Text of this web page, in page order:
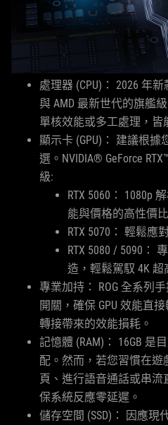
處理器 (CPU)： 2026 年
與 AMD 最新世代的旗艦
單核效能或多工處理，皆
顯示卡 (GPU)： 建議根
選。NVIDIA® GeForce
級:
RTX 5060： 1080p
能與價格的高性價
RTX 5070： 輕鬆應
RTX 5080 / 5090：
造，輕鬆駕馭 4K 超
專業加持： ROG 全系列
開關，確保 GPU 效能直
轉接帶來的效能損耗。
記憶體 (RAM)： 16GB 是
配。然而，若您習慣在
頁、進行語音通話或串流
保系統反應零延遲。
儲存空間 (SSD)： 因應現